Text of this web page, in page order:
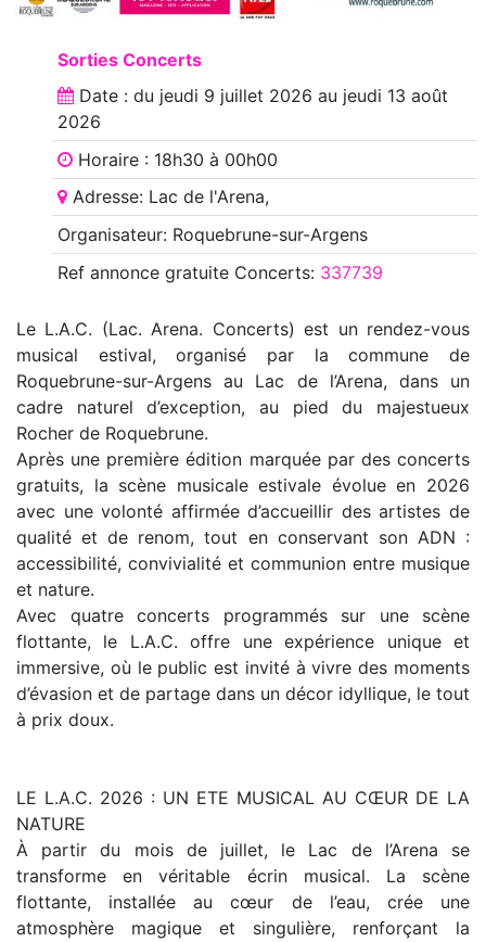
Sorties Concerts
Date : du jeudi 9 juillet 2026 au jeudi 13 août
2026
Horaire : 18h30 à 00h00
Adresse: Lac de l'Arena,
Organisateur: Roquebrune-sur-Argens
Ref annoncegratuite Concerts: 337739
Le L.A.C. (Lac. Arena. Concerts) est un rendez-vous
musical estival, organisé par la commune de
Roquebrune-sur-Argens au Lac de l’Arena, dans un
cadre naturel d’exception, au pied du majestueux
Rocher de Roquebrune.
Après une première édition marquée par des concerts
gratuits, la scène musicale estivale évolue en 2026
avec une volonté affirmée d’accueillir des artistes de
qualité et de renom, tout en conservant son ADN :
accessibilité, convivialité et communion entre musique
et nature.
Avec quatre concerts programmés sur une scène
flottante, le L.A.C. offre une expérience unique et
immersive, où le public est invité à vivre des moments
d’évasion et de partage dans un décor idyllique, le tout
à prix doux.
LE L.A.C. 2026 : UN ETE MUSICAL AU CŒUR DE LA
NATURE
À partir du mois de juillet, le Lac de l’Arena se
transforme en véritable écrin musical. La scène
flottante, installée au cœur de l’eau, crée une
atmosphère magique et singulière, renforçant la